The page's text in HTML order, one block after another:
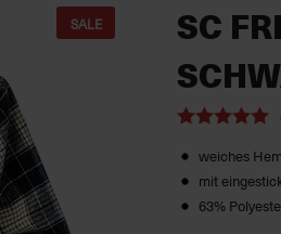
SALE
SC
weiches
mit
63%